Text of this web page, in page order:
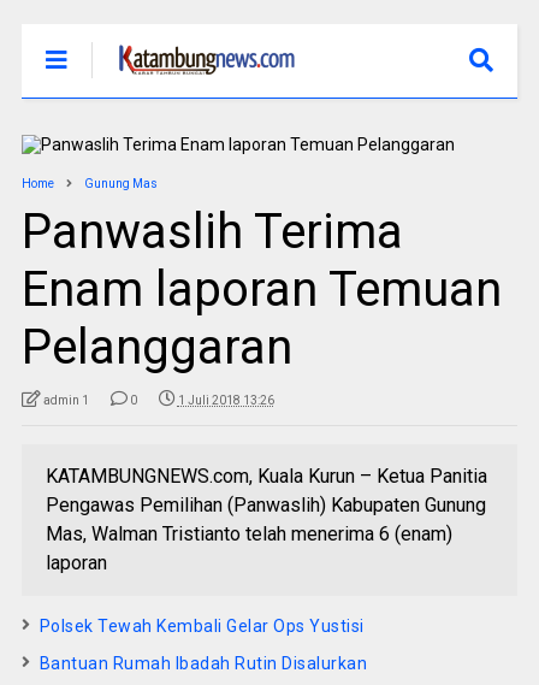
Home Gunung Mas
Panwaslih Terima
Enam laporan Temuan
Pelanggaran
admin 1 0 1 Juli 2018 13:26
KATAMBUNGNEWS.com, Kuala Kurun – Ketua Panitia
Pengawas Pemilihan (Panwaslih) Kabupaten Gunung
Mas, Walman Tristianto telah menerima 6 (enam)
laporan
Polsek Tewah Kembali Gelar Ops Yustisi
Bantuan Rumah Ibadah Rutin Disalurkan